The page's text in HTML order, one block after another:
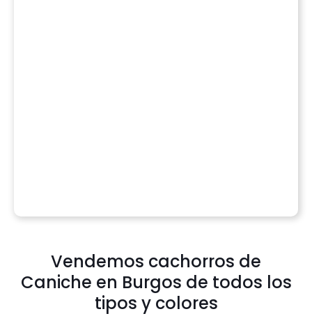
Vendemos cachorros de
Caniche en Burgos de todos los
tipos y colores